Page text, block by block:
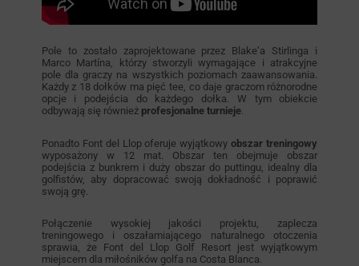
Pole to zostało zaprojektowane przez Blake’a Stirlinga i
Marco Martína, którzy stworzyli wymagające i atrakcyjne
pole dla graczy na wszystkich poziomach zaawansowania.
Każdy z 18 dołków ma pięć tee, co daje graczom różnorodne
opcje i podejścia do każdego dołka. W tym obiekcie
odbywają się również profesjonalne turnieje.
Ponadto Font del Llop oferuje wyjątkowyobszar treningowy
wyposażony w 12 mat. Obszar ten obejmuje obszar
podejścia z bunkrem i duży obszar do puttingu, idealny dla
golfistów, aby dopracować swoją dokładność i poprawić
swoją grę.
Połączenie wysokiej jakości projektu, zaplecza
treningowego i oszałamiającego naturalnego otoczenia
sprawia, że Font del Llop Golf Resort jest wyjątkowym
miejscem dla miłośników golfa na Costa Blanca.